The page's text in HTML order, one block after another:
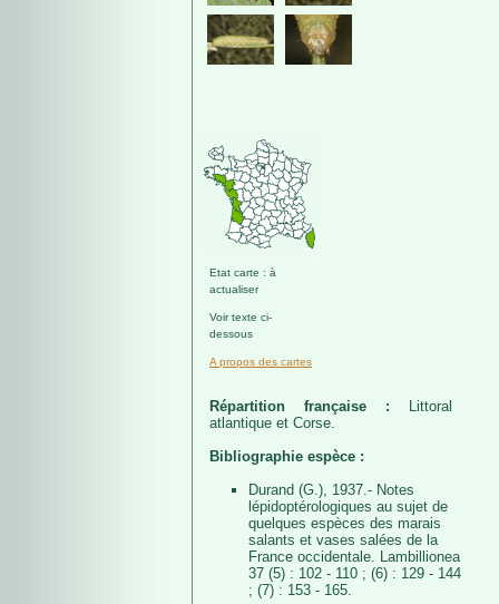
Etat carte : à
actualiser
Voir texte ci-
dessous
A propos des cartes
Répartition française :
Littoral
atlantique et Corse.
Bibliographie espèce :
Durand (G.), 1937.- Notes
lépidoptérologiques au sujet de
quelques espèces des marais
salants et vases salées de la
France occidentale. Lambillionea
37 (5) : 102 - 110 ; (6) : 129 - 144
; (7) : 153 - 165.